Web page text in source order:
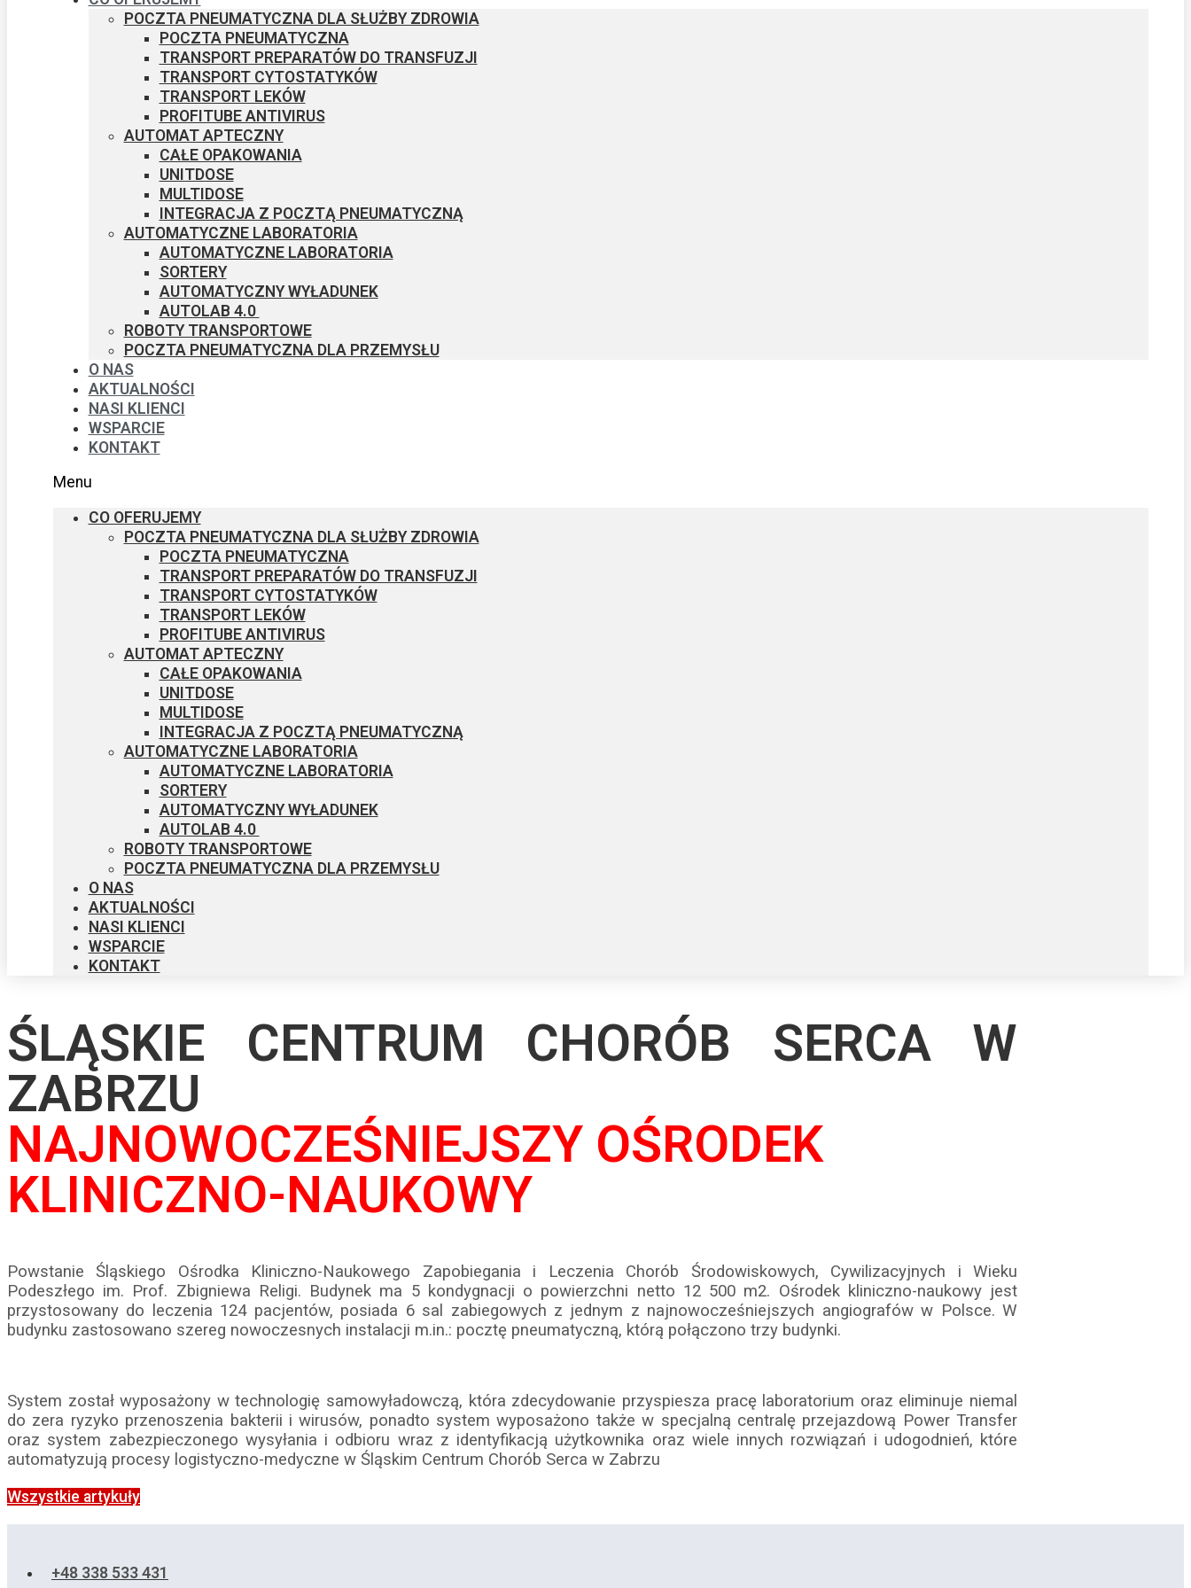
POCZTA PNEUMATYCZNA DLA SŁUŻBY ZDROWIA
POCZTA PNEUMATYCZNA
TRANSPORT PREPARATÓW DO TRANSFUZJI
TRANSPORT CYTOSTATYKÓW
TRANSPORT LEKÓW
PROFITUBE ANTIVIRUS
AUTOMAT APTECZNY
CAŁE OPAKOWANIA
UNITDOSE
MULTIDOSE
INTEGRACJA Z POCZTĄ PNEUMATYCZNĄ
AUTOMATYCZNE ​LABORATORIA
AUTOMATYCZNE ​LABORATORIA
SORTERY
AUTOMATYCZNY WYŁADUNEK​
AUTOLAB 4.0 ​
ROBOTY TRANSPORTOWE
POCZTA PNEUMATYCZNA DLA PRZEMYSŁU
O NAS
AKTUALNOŚCI
NASI KLIENCI
WSPARCIE
KONTAKT
Menu
CO OFERUJEMY
POCZTA PNEUMATYCZNA DLA SŁUŻBY ZDROWIA
POCZTA PNEUMATYCZNA
TRANSPORT PREPARATÓW DO TRANSFUZJI
TRANSPORT CYTOSTATYKÓW
TRANSPORT LEKÓW
PROFITUBE ANTIVIRUS
AUTOMAT APTECZNY
CAŁE OPAKOWANIA
UNITDOSE
MULTIDOSE
INTEGRACJA Z POCZTĄ PNEUMATYCZNĄ
AUTOMATYCZNE ​LABORATORIA
AUTOMATYCZNE ​LABORATORIA
SORTERY
AUTOMATYCZNY WYŁADUNEK​
AUTOLAB 4.0 ​
ROBOTY TRANSPORTOWE
POCZTA PNEUMATYCZNA DLA PRZEMYSŁU
O NAS
AKTUALNOŚCI
NASI KLIENCI
WSPARCIE
KONTAKT
ŚLĄSKIE CENTRUM CHORÓB SERCA W
ZABRZU
NAJNOWOCZEŚNIEJSZY OŚRODEK
KLINICZNO-NAUKOWY
Powstanie Śląskiego Ośrodka Kliniczno-Naukowego Zapobiegania i Leczenia Chorób Środowiskowych, Cywilizacyjnych i Wieku
Podeszłego im. Prof. Zbigniewa Religi. Budynek ma 5 kondygnacji o powierzchni netto 12 500 m2. Ośrodek kliniczno-naukowy jest
przystosowany do leczenia 124 pacjentów, posiada 6 sal zabiegowych z jednym z najnowocześniejszych angiografów w Polsce. W
budynku zastosowano szereg nowoczesnych instalacji m.in.: pocztę pneumatyczną, którą połączono trzy budynki.
System został wyposażony w technologię samowyładowczą, która zdecydowanie przyspiesza pracę laboratorium oraz eliminuje niemal
do zera ryzyko przenoszenia bakterii i wirusów, ponadto system wyposażono także w specjalną centralę przejazdową Power Transfer
oraz system zabezpieczonego wysyłania i odbioru wraz z identyfikacją użytkownika oraz wiele innych rozwiązań i udogodnień, które
automatyzują procesy logistyczno-medyczne w Śląskim Centrum Chorób Serca w Zabrzu
Wszystkie artykuły
+48 338 533 431